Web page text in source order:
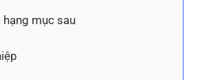
mục sau